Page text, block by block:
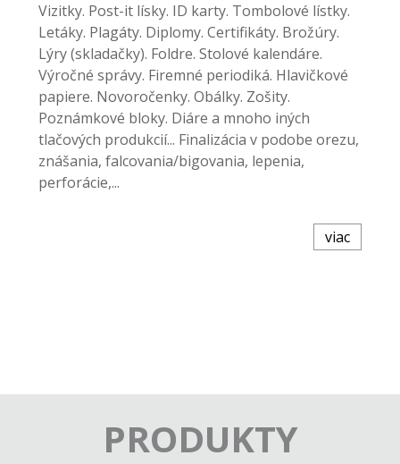
Vizitky. Post-it lísky. ID karty. Tombolové lístky.
Letáky. Plagáty. Diplomy. Certifikáty. Brožúry.
Lýry (skladačky). Foldre. Stolové kalendáre.
Výročné správy. Firemné periodiká. Hlavičkové
papiere. Novoročenky. Obálky. Zošity.
Poznámkové bloky. Diáre a mnoho iných
tlačových produkcií... Finalizácia v podobe orezu,
znášania, falcovania/bigovania, lepenia,
perforácie,...
viac
PRODUKTY